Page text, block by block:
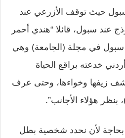
حيث توقف الأزرعي عند
عند سبول، قائلا “هندي أحمر
في مجلة (الجامعة) وهي
خدعته براقع الحياة
زيفها وخواءها، وحتى عرف
هؤلاء الأجانب”.
بحاجة لأن نحدد شخصية بطل